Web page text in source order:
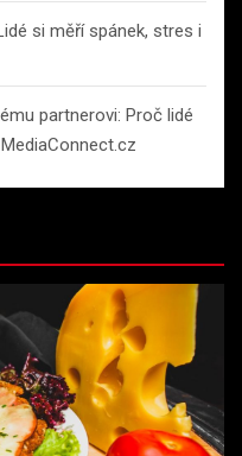
si měří spánek, stres i
partnerovi: Proč lidé